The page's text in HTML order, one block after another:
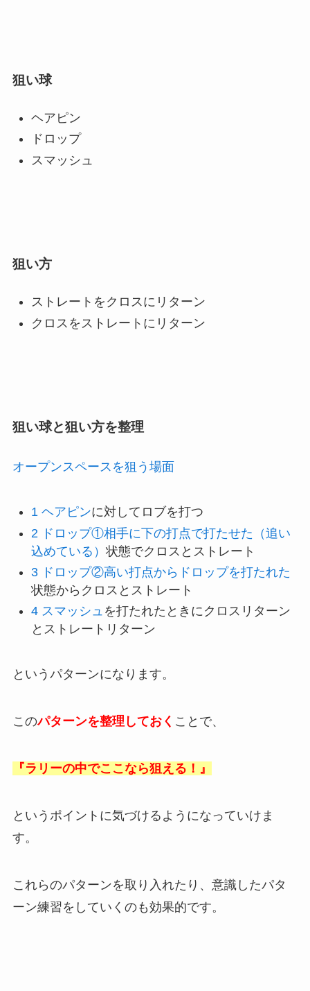
狙い球
ヘアピン
ドロップ
スマッシュ
狙い方
ストレートをクロスにリターン
クロスをストレートにリターン
狙い球と狙い方を整理
オープンスペースを狙う場面
1ヘアピンに対してロブを打つ
2 ドロップ①相手に下の打点で打たせた（追い
込めている） 状態でクロスとストレート
3ドロップ②高い打点からドロップを打たれた
状態からクロスとストレート
4スマッシュ を打たれたときにクロスリターン
とストレートリターン
というパターンになります。
このパターンを整理しておく ことで、
『ラリーの中でここなら狙える！』
というポイントに気づけるようになっていけま
す。
これらのパターンを取り入れたり、意識したパタ
ーン練習をしていくのも効果的です。